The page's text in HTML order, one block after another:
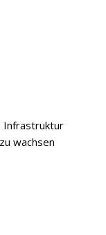
Infrastruktur
wachsen